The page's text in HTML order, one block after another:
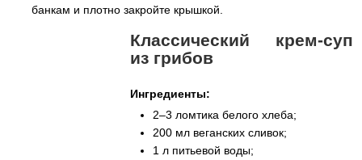
банкам и плотно закройте крышкой.
Классический крем-суп
из грибов
Ингредиенты:
2–3 ломтика белого хлеба;
200 мл веганских сливок;
1 л питьевой воды;